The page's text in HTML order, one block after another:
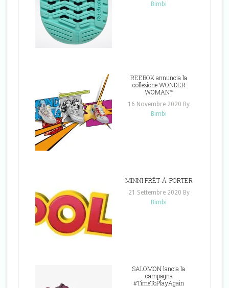
Bimbi
REEBOK annuncia la
collezione WONDER
WOMAN™
16 Novembre 2020 By
Bimbi
MINNI PRÊT-À-PORTER
21 Settembre 2020 By
Bimbi
SALOMON lancia la
campagna
#TimeToPlayAgain